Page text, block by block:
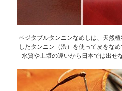
ベジタブルタンニンなめしは、天然
したタンニン（渋）を使って皮をなめ
水質や土壌の違いから日本では出せ